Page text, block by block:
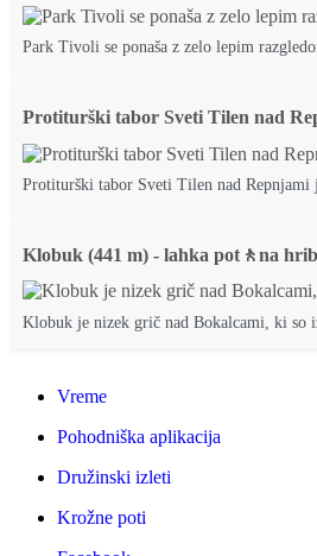
Park Tivoli se ponaša z zelo lepim
Protiturški tabor Sveti Tilen nad
Protiturški tabor Sveti Tilen nad
Klobuk (441 m) - lahka pot🚶na
Klobuk je nizek grič nad Bokalcami, ki so
Vreme
Pohodniška aplikacija
Družinski izleti
Krožne poti